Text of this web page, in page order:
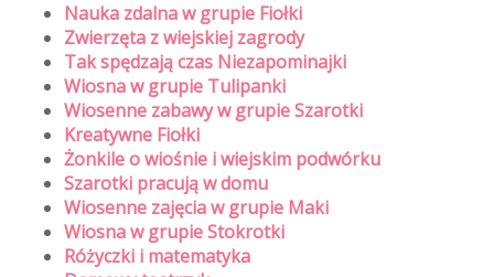
Nauka zdalna w grupie Fiołki
Zwierzęta z wiejskiej zagrody
Tak spędzają czas Niezapominajki
Wiosna w grupie Tulipanki
Wiosenne zabawy w grupie Szarotki
Kreatywne Fiołki
Żonkile o wiośnie i wiejskim podwórku
Szarotki pracują w domu
Wiosenne zajęcia w grupie Maki
Wiosna w grupie Stokrotki
Różyczki i matematyka